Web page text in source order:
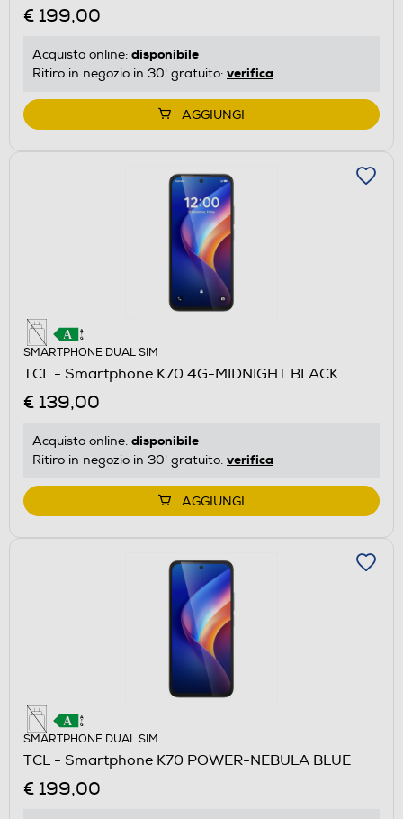
€ 199,00
Acquisto online: disponibile
Ritiro in negozio in 30' gratuito: verifica
AGGIUNGI
SMARTPHONE DUAL SIM
TCL - Smartphone K70 4G-MIDNIGHT BLACK
€ 139,00
Acquisto online: disponibile
Ritiro in negozio in 30' gratuito: verifica
AGGIUNGI
SMARTPHONE DUAL SIM
TCL - Smartphone K70 POWER-NEBULA BLUE
€ 199,00